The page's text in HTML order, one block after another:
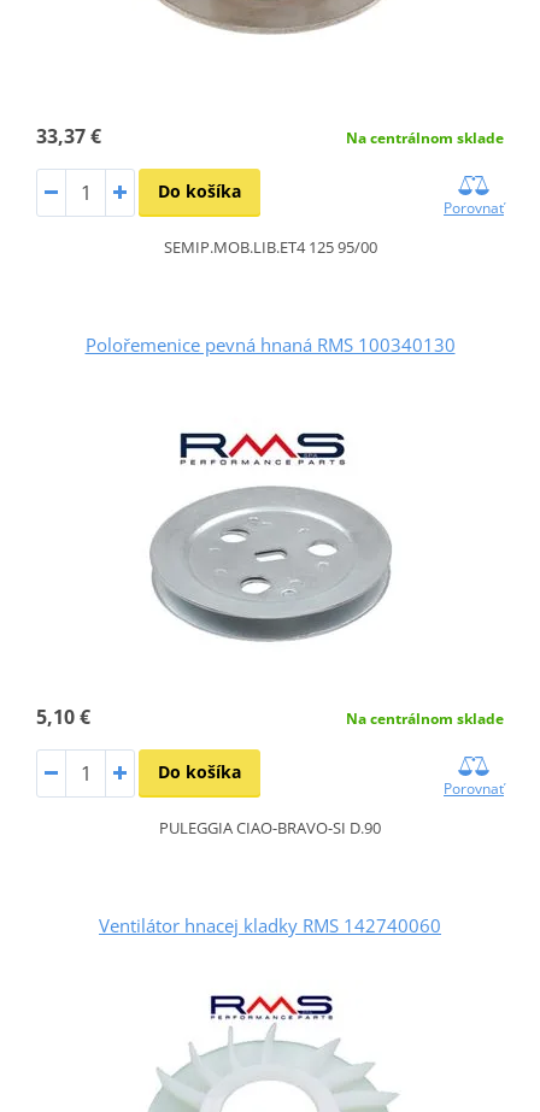
33,37 € Na centrálnom sklade
Do košíka
Porovnať
SEMIP.MOB.LIB.ET4 125 95/00
Polořemenice pevná hnaná RMS 100340130
5,10 € Na centrálnom sklade
Do košíka
Porovnať
PULEGGIA CIAO-BRAVO-SI D.90
Ventilátor hnacej kladky RMS 142740060